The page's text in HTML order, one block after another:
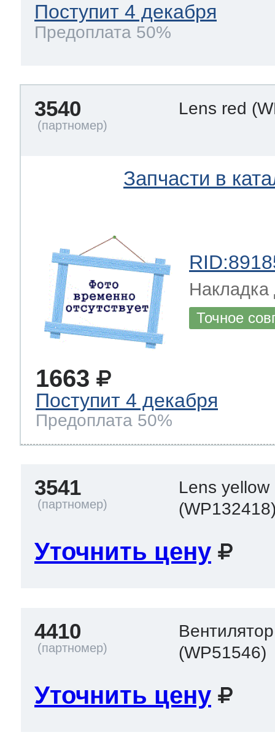
Поступит 4 декабря
Предоплата 50%
3540 Lens red
Запчасти в
Накладка
Точное
1663
Поступит 4 декабря
Предоплата 50%
3541
Lens yellow
Уточнить цену
4410
Вентилятор
(WP51546)
Уточнить цену